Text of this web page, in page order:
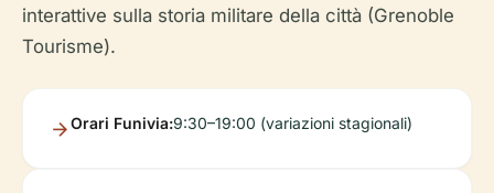
interattive sulla storia militare della città (Grenoble
Tourisme).
Orari Funivia:9:30–19:00 (variazioni stagionali)